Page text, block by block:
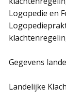
Logopedie en
Gegevens
Landelijke